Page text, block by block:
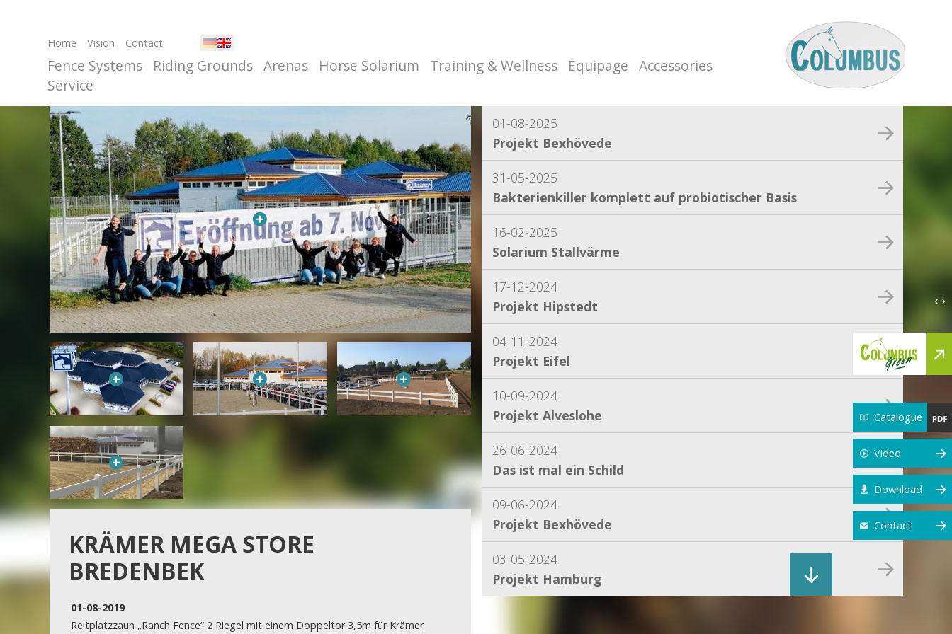
Home Vision Contact
Fence Systems Riding Grounds Arenas Horse Solarium Training & Wellness Equipage Accessories
Service
01-08-2025
Projekt Bexhövede
31-05-2025
Bakterienkiller komplett auf probiotischer Basis
16-02-2025
Solarium Stallvärme
17-12-2024
Projekt Hipstedt
04-11-2024
Projekt Eifel
10-09-2024
Projekt Alveslohe
26-06-2024
Das ist mal ein Schild
09-06-2024
Projekt Bexhövede
03-05-2024
Projekt Hamburg
KRÄMER MEGA STORE
BREDENBEK
01-08-2019
Reitplatzzaun „Ranch Fence“ 2 Riegel mit einem Doppeltor 3,5m für Krämer
Catalogue
Video
Download
Contact
‹ ›